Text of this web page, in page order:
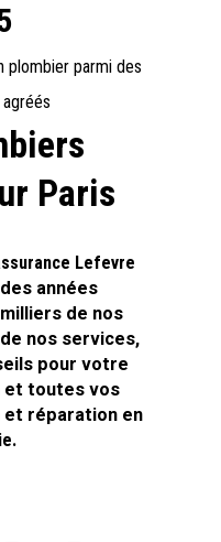
plombier parmi des
Paris
Lefevre
années
de nos
nos services,
pour votre
et toutes vos
réparation en